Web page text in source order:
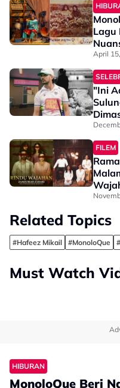
Lagu
April
"Ini
FILEM
Related Topics
#Hafeez Mikail #MonoloQue
Must Watch
HIBURAN
MonoloQue Beri